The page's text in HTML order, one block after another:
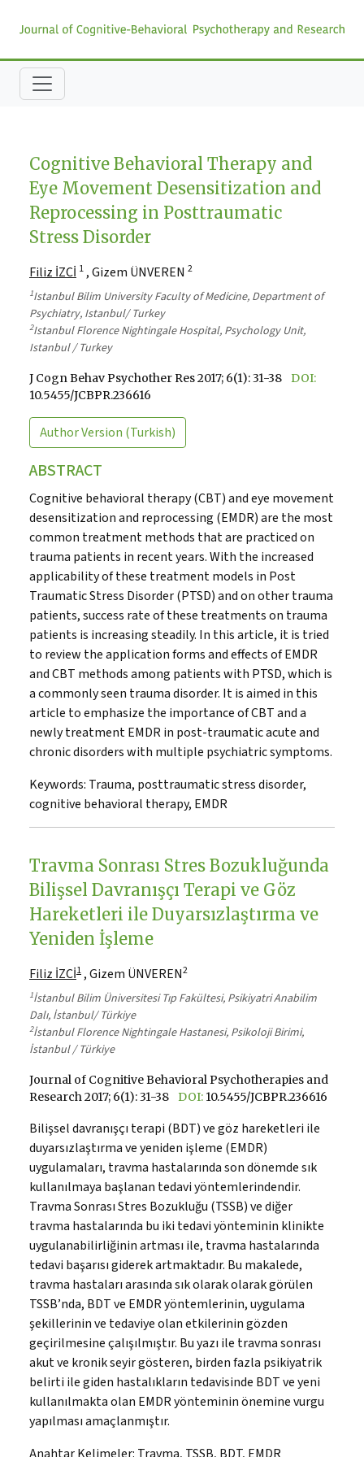
Cognitive Behavioral Therapy and
Eye Movement Desensitization and
Reprocessing in Posttraumatic
Stress Disorder
Filiz İZCİ 1 , Gizem ÜNVEREN 2
1Istanbul Bilim University Faculty of Medicine, Department of
Psychiatry, Istanbul/ Turkey
2Istanbul Florence Nightingale Hospital, Psychology Unit,
Istanbul / Turkey
J Cogn Behav Psychother Res 2017; 6(1): 31-38
DOI:
10.5455/JCBPR.236616
Author Version (Turkish)
ABSTRACT
Cognitive behavioral therapy (CBT) and eye movement
desensitization and reprocessing (EMDR) are the most
common treatment methods that are practiced on
trauma patients in recent years. With the increased
applicability of these treatment models in Post
Traumatic Stress Disorder (PTSD) and on other trauma
patients, success rate of these treatments on trauma
patients is increasing steadily. In this article, it is tried
to review the application forms and effects of EMDR
and CBT methods among patients with PTSD, which is
a commonly seen trauma disorder. It is aimed in this
article to emphasize the importance of CBT and a
newly treatment EMDR in post-traumatic acute and
chronic disorders with multiple psychiatric symptoms.
Keywords: Trauma, posttraumatic stress disorder,
cognitive behavioral therapy, EMDR
Travma Sonrası Stres Bozukluğunda
Bilişsel Davranışçı Terapi ve Göz
Hareketleri ile Duyarsızlaştırma ve
Yeniden İşleme
Filiz İZCİ1 , Gizem ÜNVEREN2
1İstanbul Bilim Üniversitesi Tıp Fakültesi, Psikiyatri Anabilim
Dalı, İstanbul/ Türkiye
2İstanbul Florence Nightingale Hastanesi, Psikoloji Birimi,
İstanbul / Türkiye
Journal of Cognitive Behavioral Psychotherapies and
Research 2017; 6(1): 31-38
DOI: 10.5455/JCBPR.236616
Bilişsel davranışçı terapi (BDT) ve göz hareketleri ile
duyarsızlaştırma ve yeniden işleme (EMDR)
uygulamaları, travma hastalarında son dönemde sık
kullanılmaya başlanan tedavi yöntemlerindendir.
Travma Sonrası Stres Bozukluğu (TSSB) ve diğer
travma hastalarında bu iki tedavi yönteminin klinikte
uygulanabilirliğinin artması ile, travma hastalarında
tedavi başarısı giderek artmaktadır. Bu makalede,
travma hastaları arasında sık olarak olarak görülen
TSSB’nda, BDT ve EMDR yöntemlerinin, uygulama
şekillerinin ve tedaviye olan etkilerinin gözden
geçirilmesine çalışılmıştır. Bu yazı ile travma sonrası
akut ve kronik seyir gösteren, birden fazla psikiyatrik
belirti ile giden hastalıkların tedavisinde BDT ve yeni
kullanılmakta olan EMDR yönteminin önemine vurgu
yapılması amaçlanmıştır.